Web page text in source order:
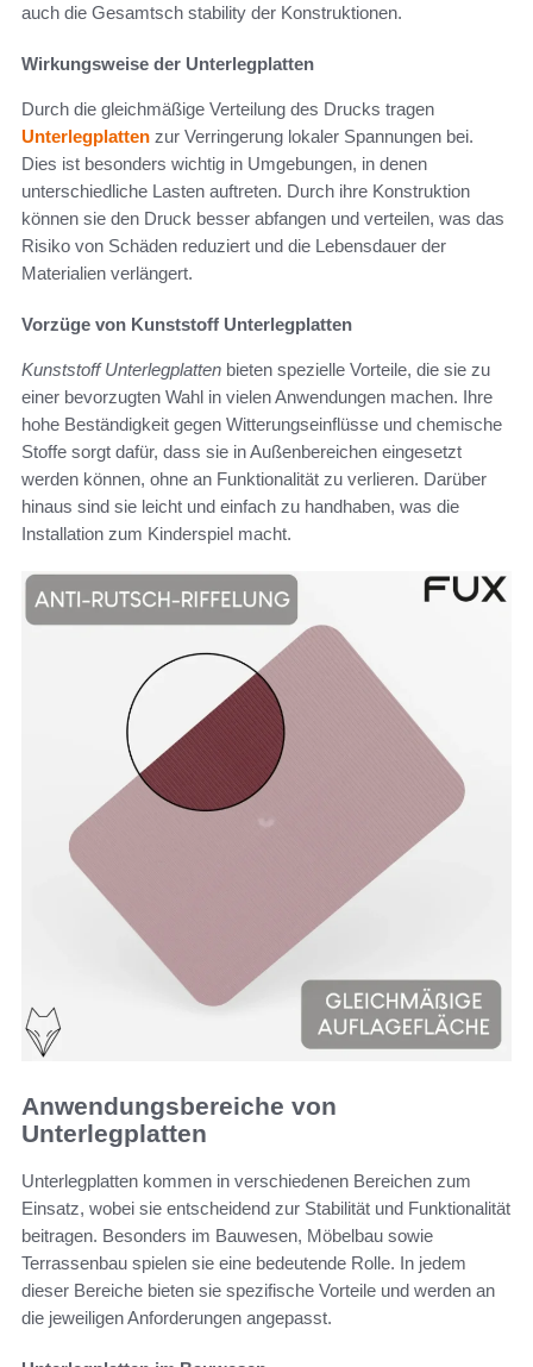
auch die Gesamtsch stability der Konstruktionen.
Wirkungsweise der Unterlegplatten
Durch die gleichmäßige Verteilung des Drucks tragen
Unterlegplatten zur Verringerung lokaler Spannungen bei.
Dies ist besonders wichtig in Umgebungen, in denen
unterschiedliche Lasten auftreten. Durch ihre Konstruktion
können sie den Druck besser abfangen und verteilen, was das
Risiko von Schäden reduziert und die Lebensdauer der
Materialien verlängert.
Vorzüge von Kunststoff Unterlegplatten
Kunststoff Unterlegplatten bieten spezielle Vorteile, die sie zu
einer bevorzugten Wahl in vielen Anwendungen machen. Ihre
hohe Beständigkeit gegen Witterungseinflüsse und chemische
Stoffe sorgt dafür, dass sie in Außenbereichen eingesetzt
werden können, ohne an Funktionalität zu verlieren. Darüber
hinaus sind sie leicht und einfach zu handhaben, was die
Installation zum Kinderspiel macht.
Anwendungsbereiche von
Unterlegplatten
Unterlegplatten kommen in verschiedenen Bereichen zum
Einsatz, wobei sie entscheidend zur Stabilität und Funktionalität
beitragen. Besonders im Bauwesen, Möbelbau sowie
Terrassenbau spielen sie eine bedeutende Rolle. In jedem
dieser Bereiche bieten sie spezifische Vorteile und werden an
die jeweiligen Anforderungen angepasst.